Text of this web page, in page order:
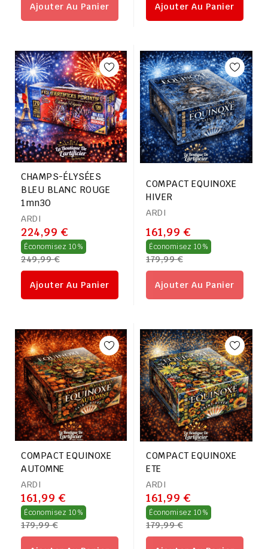
Ajouter Au Panier Ajouter Au Panier
CHAMPS-ÉLYSÉES
BLEU BLANC ROUGE
1mn30
ARDI
224,99 €
Économisez 10% Prix
régulier
249,99 €
Ajouter Au Panier
COMPACT EQUINOXE
HIVER
ARDI
161,99 €
Économisez 10% Prix
régulier
179,99 €
Ajouter Au Panier
COMPACT EQUINOXE
AUTOMNE
ARDI
161,99 €
Économisez 10% Prix
régulier
179,99 €
COMPACT EQUINOXE
ETE
ARDI
161,99 €
Économisez 10% Prix
régulier
179,99 €